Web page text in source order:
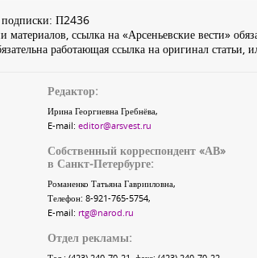
П2436
ссылка на «Арсеньевские вести»
работающая ссылка на оригинал статьи,
Редактор:
Ирина Георгиевна Гребнёва,
E-mail: editor@arsvest.ru
Собственный корреспондент «АВ»
в Санкт-Петербурге:
Романенко Татьяна Гаврииловна,
Телефон: 8-921-765-5754,
E-mail: rtg@narod.ru
Отдел рекламы: